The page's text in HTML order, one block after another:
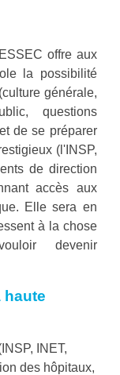
offre aux
la possibilité
générale,
questions
de se préparer
(l'INSP,
de direction
accès aux
Elle sera en
à la chose
devenir
haute
INSP, INET,
des hôpitaux,